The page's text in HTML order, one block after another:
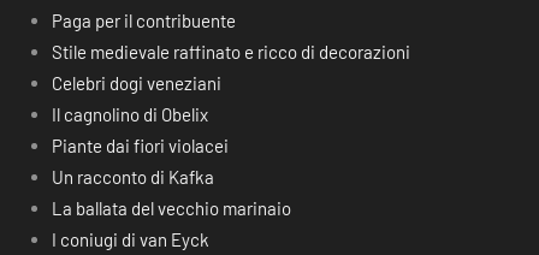
Paga per il contribuente
Stile medievale raffinato e ricco di decorazioni
Celebri dogi veneziani
Il cagnolino di Obelix
Piante dai fiori violacei
Un racconto di Kafka
La ballata del vecchio marinaio
I coniugi di van Eyck